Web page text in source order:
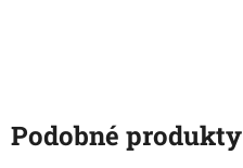
Podobné produkty